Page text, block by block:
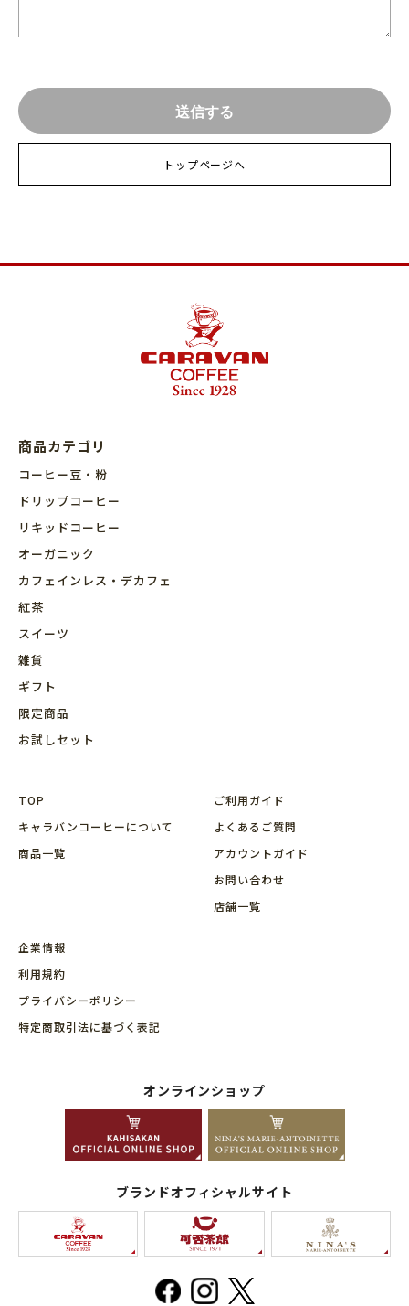
トップページへ
商品カテゴリ
コーヒー豆・粉
ドリップコーヒー
リキッドコーヒー
オーガニック
カフェインレス・デカフェ
紅茶
スイーツ
雑貨
ギフト
限定商品
お試しセット
TOP
キャラバンコーヒーについて
商品⼀覧
ご利用ガイド
よくあるご質問
アカウントガイド
お問い合わせ
店舗⼀覧
企業情報
利用規約
プライバシーポリシー
特定商取引法に基づく表記
オンラインショップ
ブランドオフィシャルサイト